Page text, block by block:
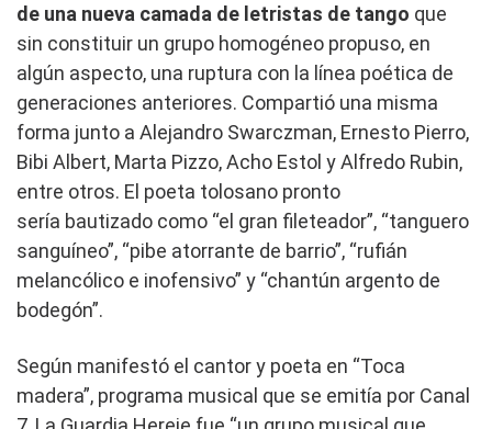
de una nueva camada de letristas de tango que
sin constituir un grupo homogéneo propuso, en
algún aspecto, una ruptura con la línea poética de
generaciones anteriores. Compartió una misma
forma junto a Alejandro Swarczman, Ernesto Pierro,
Bibi Albert, Marta Pizzo, Acho Estol y Alfredo Rubin,
entre otros. El poeta tolosano pronto
sería bautizado como “el gran fileteador”, “tanguero
sanguíneo”, “pibe atorrante de barrio”, “rufián
melancólico e inofensivo” y “chantún argento de
bodegón”.
Según manifestó el cantor y poeta en “Toca
madera”, programa musical que se emitía por Canal